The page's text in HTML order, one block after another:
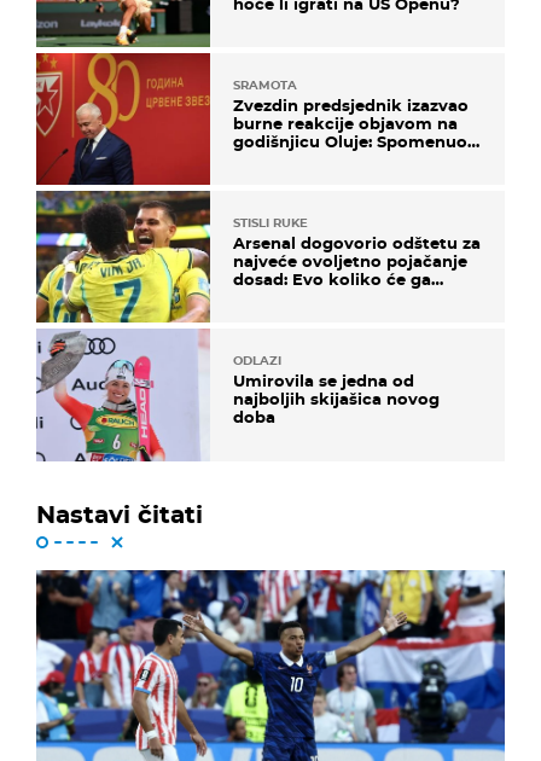
SRAMOTA
Zvezdin predsjednik izazvao
burne reakcije objavom na
godišnjicu Oluje: Spomenuo
STISLI RUKE
Arsenal dogovorio odštetu za
najveće ovoljetno pojačanje
dosad: Evo koliko će ga
ODLAZI
Umirovila se jedna od
najboljih skijašica novog
doba
Nastavi čitati